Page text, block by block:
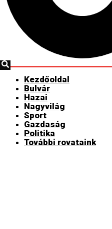
Kezdőoldal
Bulvár
Hazai
Nagyvilág
Sport
Gazdaság
Politika
További rovataink